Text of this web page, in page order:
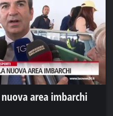
area imbarchi